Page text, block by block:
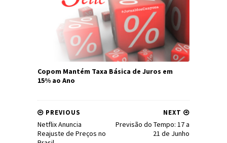
Copom Mantém Taxa Básica de Juros em
15% ao Ano
NEXT
Previsão do Tempo: 17 a
21 de Junho
PREVIOUS
Netflix Anuncia
Reajuste de Preços no